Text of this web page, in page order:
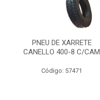
PNEU DE XARRETE
CANELLO 400-8 C/CAM
Código: 57471